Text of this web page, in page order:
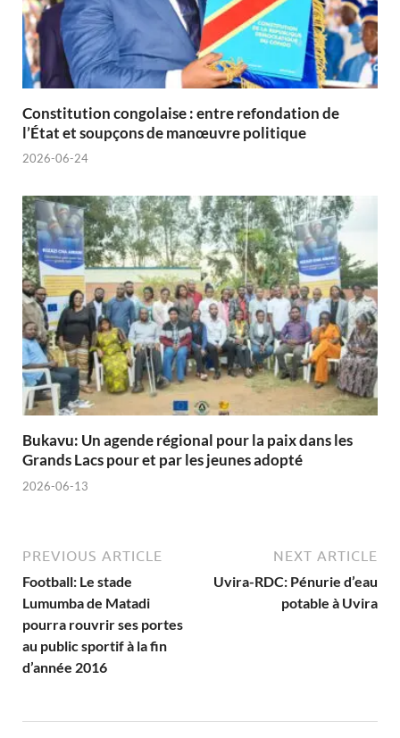
Constitution congolaise : entre refondation de
l’État et soupçons de manœuvre politique
2026-06-24
Bukavu: Un agende régional pour la paix dans les
Grands Lacs pour et par les jeunes adopté
2026-06-13
PREVIOUS ARTICLE
Football: Le stade
Lumumba de Matadi
pourra rouvrir ses portes
au public sportif à la fin
d’année 2016
NEXT ARTICLE
Uvira-RDC: Pénurie d’eau
potable à Uvira